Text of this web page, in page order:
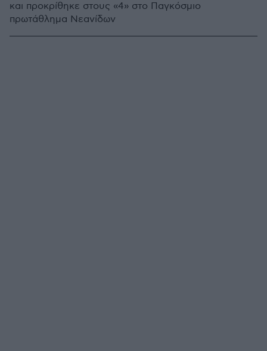
και προκρίθηκε στους «4» στο Παγκόσμιο
πρωτάθλημα Νεανίδων